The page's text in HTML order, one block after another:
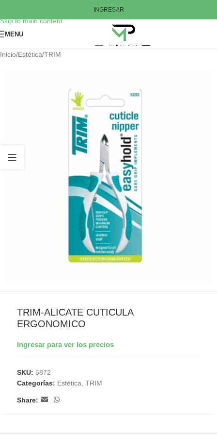
Skip to main content
INGRESAR
MENU
Inicio/Estética/TRIM
TRIM-ALICATE CUTICULA
ERGONOMICO
Ingresar para ver los precios
SKU: 5872
Categorías: Estética TRIM
Share: